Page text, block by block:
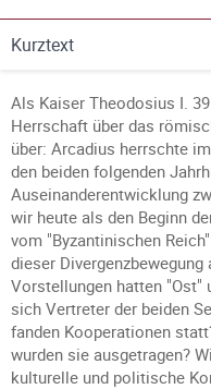
Kurztext
Als Kaiser Theodosius I.
Herrschaft über das
über: Arcadius herrschte
den beiden folgenden
Auseinanderentwicklung
wir heute als den Beginn
vom "Byzantinischen
dieser
Vorstellungen hatten "Ost"
sich Vertreter der beiden
fanden Kooperationen
wurden sie ausgetragen?
kulturelle und politische